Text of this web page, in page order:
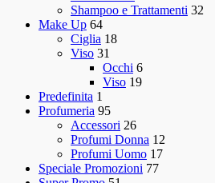
Shampoo e Trattamenti 32
Make Up 64
Ciglia 18
Viso 31
Occhi 6
Viso 19
Predefinita 1
Profumeria 95
Accessori 26
Profumi Donna 12
Profumi Uomo 17
Speciale Promozioni 77